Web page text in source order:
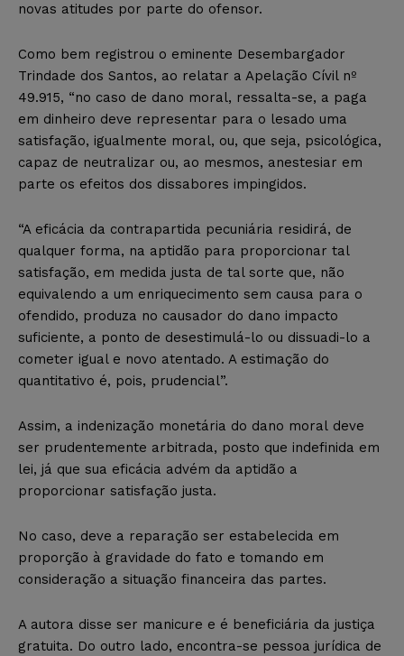
novas atitudes por parte do ofensor.
Como bem registrou o eminente Desembargador
Trindade dos Santos, ao relatar a Apelação Cívil nº
49.915, “no caso de dano moral, ressalta-se, a paga
em dinheiro deve representar para o lesado uma
satisfação, igualmente moral, ou, que seja, psicológica,
capaz de neutralizar ou, ao mesmos, anestesiar em
parte os efeitos dos dissabores impingidos.
“A eficácia da contrapartida pecuniária residirá, de
qualquer forma, na aptidão para proporcionar tal
satisfação, em medida justa de tal sorte que, não
equivalendo a um enriquecimento sem causa para o
ofendido, produza no causador do dano impacto
suficiente, a ponto de desestimulá-lo ou dissuadi-lo a
cometer igual e novo atentado. A estimação do
quantitativo é, pois, prudencial”.
Assim, a indenização monetária do dano moral deve
ser prudentemente arbitrada, posto que indefinida em
lei, já que sua eficácia advém da aptidão a
proporcionar satisfação justa.
No caso, deve a reparação ser estabelecida em
proporção à gravidade do fato e tomando em
consideração a situação financeira das partes.
A autora disse ser manicure e é beneficiária da justiça
gratuita. Do outro lado, encontra-se pessoa jurídica de